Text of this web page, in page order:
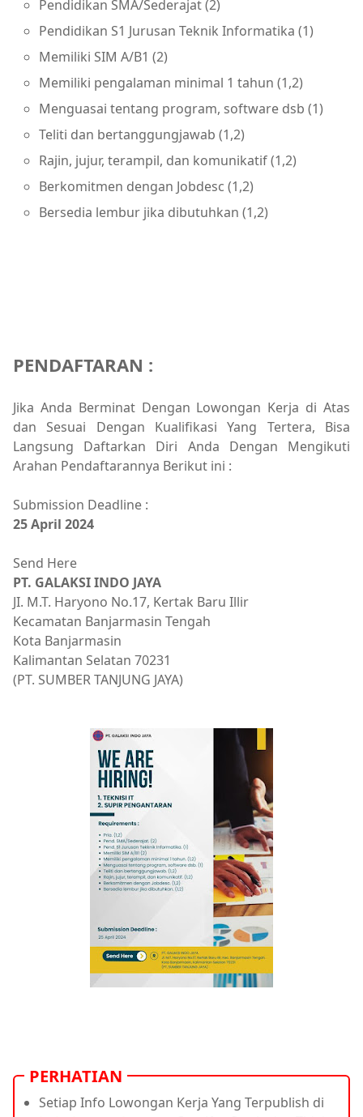
Pendidikan SMA/Sederajat (2)
Pendidikan S1 Jurusan Teknik Informatika (1)
Memiliki SIM A/B1 (2)
Memiliki pengalaman minimal 1 tahun (1,2)
Menguasai tentang program, software dsb (1)
Teliti dan bertanggungjawab (1,2)
Rajin, jujur, terampil, dan komunikatif (1,2)
Berkomitmen dengan Jobdesc (1,2)
Bersedia lembur jika dibutuhkan (1,2)
PENDAFTARAN :
Jika Anda Berminat Dengan Lowongan Kerja di Atas
dan Sesuai Dengan Kualifikasi Yang Tertera, Bisa
Langsung Daftarkan Diri Anda Dengan Mengikuti
Arahan Pendaftarannya Berikut ini :
Submission Deadline :
25 April 2024
Send Here
PT. GALAKSI INDO JAYA
JI. M.T. Haryono No.17, Kertak Baru Illir
Kecamatan Banjarmasin Tengah
Kota Banjarmasin
Kalimantan Selatan 70231
(PT. SUMBER TANJUNG JAYA)
PERHATIAN
Setiap Info Lowongan Kerja Yang Terpublish di